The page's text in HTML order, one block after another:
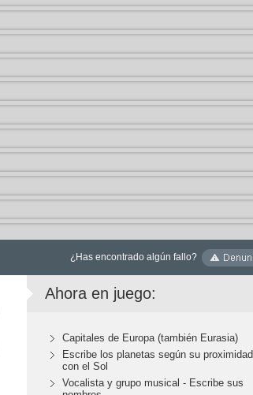
¿Has encontrado algún fallo?
Ahora en juego:
Capitales de Europa (también Eurasia)
Escribe los planetas según su proximidad
con el Sol
Vocalista y grupo musical - Escribe sus